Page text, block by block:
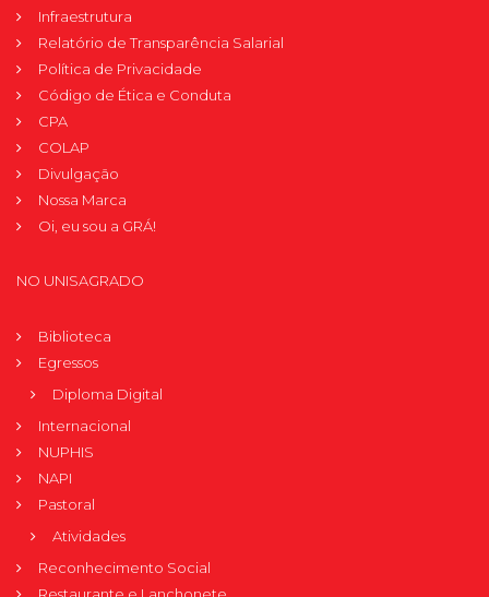
Infraestrutura
Relatório de Transparência Salarial
Política de Privacidade
Código de Ética e Conduta
CPA
COLAP
Divulgação
Nossa Marca
Oi, eu sou a GRÁ!
NO UNISAGRADO
Biblioteca
Egressos
Diploma Digital
Internacional
NUPHIS
NAPI
Pastoral
Atividades
Reconhecimento Social
Restaurante e Lanchonete